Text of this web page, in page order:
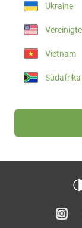
Ukraine
Vietnam
Südafrika